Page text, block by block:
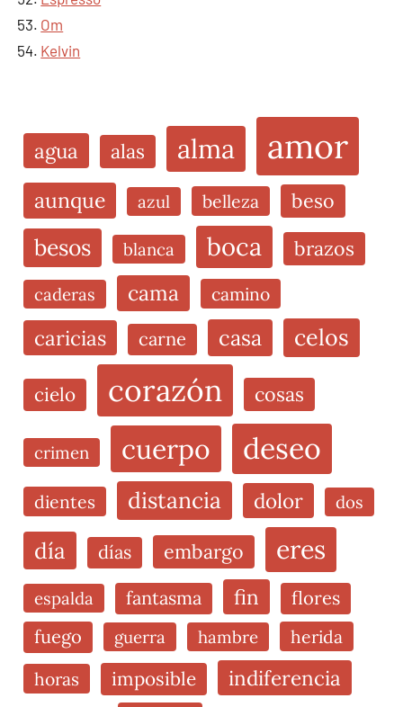
Om
Kelvin
agua alas alma amor
aunque azul belleza beso
besos blanca boca brazos
caderas cama camino
caricias carne casa celos
cielo corazón cosas
crimen cuerpo deseo
dientes distancia dolor dos
día días embargo eres
espalda fantasma fin
flores
fuego
guerra hambre
herida
horas
imposible indiferencia